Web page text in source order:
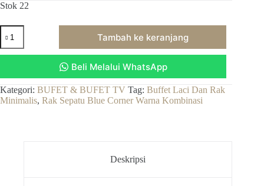
Stok 22
Kuantitas
Buffet
Laci
Minimalis,
Rak
Sepatu
Tambah ke keranjang
Beli Melalui WhatsApp
Kategori: BUFET & BUFET TV Tag: Buffet Laci Dan Rak
Minimalis, Rak Sepatu Blue Corner Warna Kombinasi
Deskripsi